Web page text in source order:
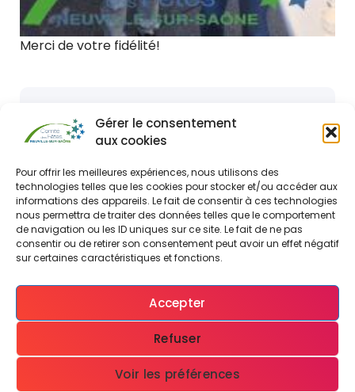
Gérer le consentement
aux cookies
Pour offrir les meilleures expériences, nous utilisons des
technologies telles que les cookies pour stocker et/ou accéder aux
informations des appareils. Le fait de consentir à ces technologies
nous permettra de traiter des données telles que le comportement
de navigation ou les ID uniques sur ce site. Le fait de ne pas
consentir ou de retirer son consentement peut avoir un effet négatif
sur certaines caractéristiques et fonctions.
Accepter
Refuser
Voir les préférences
Merci de votre fidélité!